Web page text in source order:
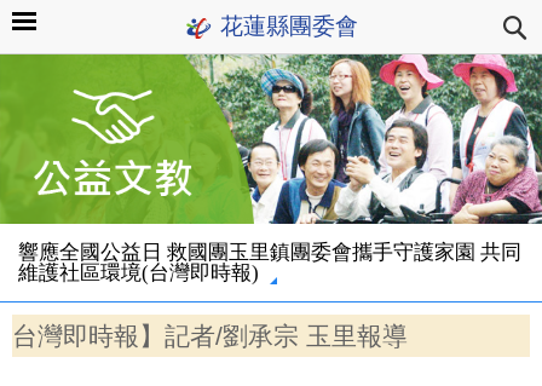
花蓮縣團委會
響應全國公益日 救國團玉里鎮團委會攜手守護家園 共同
維護社區環境(台灣即時報)
台灣即時報】記者/劉承宗 玉里報導